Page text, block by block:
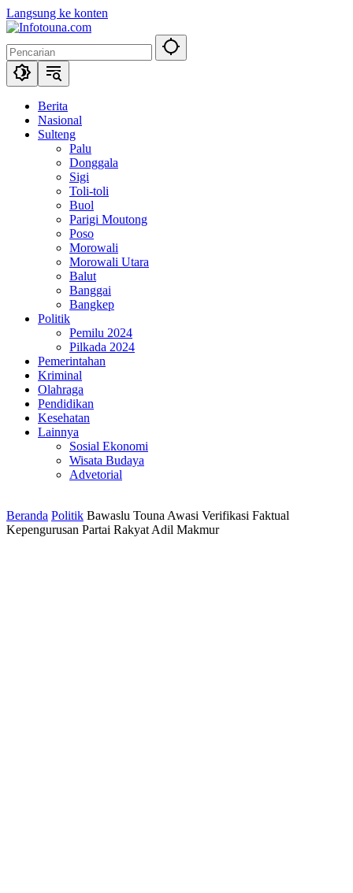
Langsung ke konten
Berita
Nasional
Sulteng
Palu
Donggala
Sigi
Toli-toli
Buol
Parigi Moutong
Poso
Morowali
Morowali Utara
Balut
Banggai
Bangkep
Politik
Pemilu 2024
Pilkada 2024
Pemerintahan
Kriminal
Olahraga
Pendidikan
Kesehatan
Lainnya
Sosial Ekonomi
Wisata Budaya
Advetorial
Beranda Politik Bawaslu Touna Awasi Verifikasi Faktual
Kepengurusan Partai Rakyat Adil Makmur